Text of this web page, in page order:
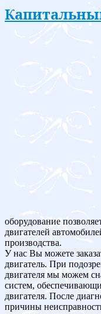
оборудование
двигателей
производства.
У нас Вы можете
двигатель. При
двигателя мы можем
систем,
двигателя. После
причины